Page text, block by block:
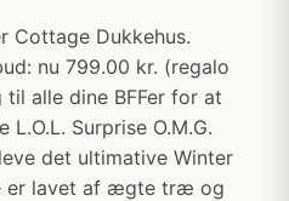
Cottage Dukkehus.
nu 799.00 kr. (regalo
til alle dine BFFer for at
Surprise O.M.G.
det ultimative Winter
er lavet af ægte træ og